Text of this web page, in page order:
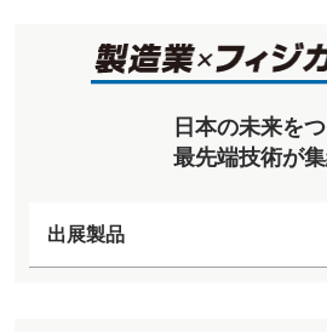
日本の未来を
最先端技術が集
出展製品